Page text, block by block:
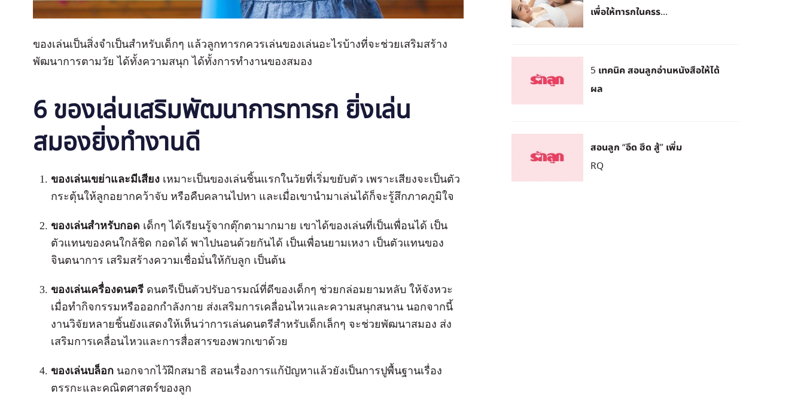
ของเล่นเป็นสิ่งจำเป็นสำหรับเด็กๆ แล้วลูกทารกควรเล่นของเล่นอะไรบ้างที่จะช่วยเสริมสร้าง
พัฒนาการตามวัย ได้ทั้งความสนุก ได้ทั้งการทำงานของสมอง
6 ของเล่นเสริมพัฒนาการทารก ยิ่งเล่น
สมองยิ่งทำงานดี
ของเล่นเขย่าและมีเสียง เหมาะเป็นของเล่นชิ้นแรกในวัยที่เริ่มขยับตัว เพราะเสียงจะเป็นตัว
กระตุ้นให้ลูกอยากคว้าจับ หรือคืบคลานไปหา และเมื่อเขานำมาเล่นได้ก็จะรู้สึกภาคภูมิใจ
ของเล่นสำหรับกอด เด็กๆ ได้เรียนรู้จากตุ๊กตามากมาย เขาได้ของเล่นที่เป็นเพื่อนได้ เป็น
ตัวแทนของคนใกล้ชิด กอดได้ พาไปนอนด้วยกันได้ เป็นเพื่อนยามเหงา เป็นตัวแทนของ
จินตนาการ เสริมสร้างความเชื่อมั่นให้กับลูก เป็นต้น
ของเล่นเครื่องดนตรี ดนตรีเป็นตัวปรับอารมณ์ที่ดีของเด็กๆ ช่วยกล่อมยามหลับ ให้จังหวะ
เมื่อทำกิจกรรมหรือออกกำลังกาย ส่งเสริมการเคลื่อนไหวและความสนุกสนาน นอกจากนี้
งานวิจัยหลายชิ้นยังแสดงให้เห็นว่าการเล่นดนตรีสำหรับเด็กเล็กๆ จะช่วยพัฒนาสมอง ส่ง
เสริมการเคลื่อนไหวและการสื่อสารของพวกเขาด้วย
ของเล่นบล็อก นอกจากไว้ฝึกสมาธิ สอนเรื่องการแก้ปัญหาแล้วยังเป็นการปูพื้นฐานเรื่อง
ตรรกะและคณิตศาสตร์ของลูก
เพื่อให้ทารกในครร...
5 เทคนิค สอนลูกอ่านหนังสือให้ได้
ผล
สอนลูก “อึด ฮึด สู้” เพิ่ม
RQ